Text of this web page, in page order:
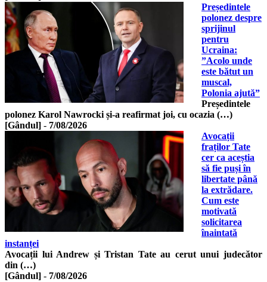
Președintele
polonez despre
sprijinul
pentru
Ucraina:
”Acolo unde
este bătut un
muscal,
Polonia ajută”
Președintele
polonez Karol Nawrocki și-a reafirmat joi, cu ocazia (…)
[Gândul] - 7/08/2026
Avocații
fraților Tate
cer ca aceștia
să fie puși în
libertate până
la extrădare.
Cum este
motivată
solicitarea
înaintată
instanței
Avocații lui Andrew și Tristan Tate au cerut unui judecător
din (…)
[Gândul] - 7/08/2026